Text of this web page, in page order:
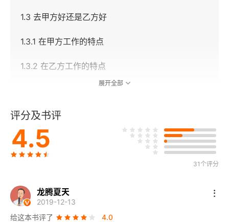
1.3 去甲方好还是乙方好
1.3.1 在甲方工作的特点
1.3.2 在乙方工作的特点
1.3.4 公关简历撰写要点
1.4 公关的能力要点
1.4.2 公关的3类业务技能
1.4.3 公关的3大底层能力
展开全部
评分及书评
4.5
31个评分
龙腾夏天
2019-12-13
给这本书评了
4.0